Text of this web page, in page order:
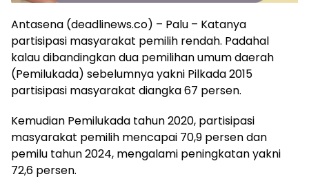
Antasena (deadlinews.co) – Palu – Katanya
partisipasi masyarakat pemilih rendah. Padahal
kalau dibandingkan dua pemilihan umum daerah
(Pemilukada) sebelumnya yakni Pilkada 2015
partisipasi masyarakat diangka 67 persen.
Kemudian Pemilukada tahun 2020, partisipasi
masyarakat pemilih mencapai 70,9 persen dan
pemilu tahun 2024, mengalami peningkatan yakni
72,6 persen.